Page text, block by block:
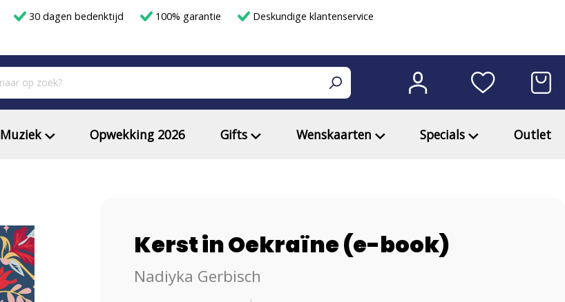
30 dagen bedenktijd 100% garantie
Deskundige klantenservice
Muziek Opwekking 2026 Gifts Wenskaarten Specials Outlet
Kerst in Oekraïne (e-book)
Nadiyka Gerbisch